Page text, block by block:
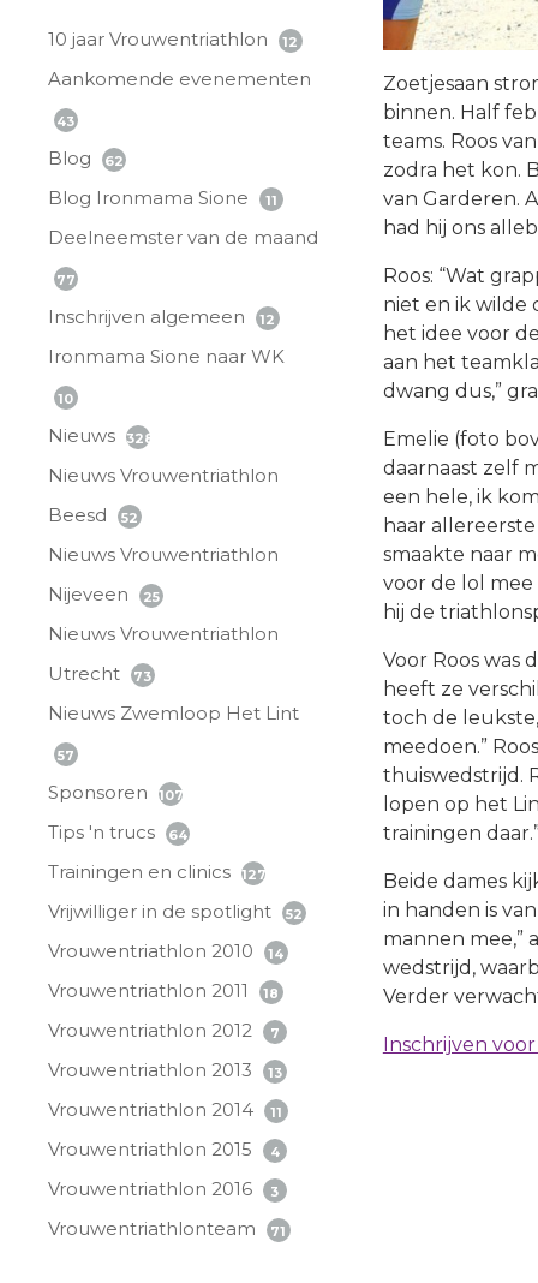
10 jaar Vrouwentriathlon 12
Aankomende evenementen
43
Blog 62
Blog Ironmama Sione 11
Deelneemster van de maand
77
Inschrijven algemeen 12
Ironmama Sione naar WK
10
Nieuws 328
Nieuws Vrouwentriathlon
Beesd
52
Nieuws Vrouwentriathlon
Nijeveen
25
Nieuws Vrouwentriathlon
Utrecht
73
Nieuws Zwemloop Het Lint
57
Sponsoren 107
Tips 'n trucs 64
Trainingen en clinics 127
Vrijwilliger in de spotlight 52
Vrouwentriathlon 2010 14
Vrouwentriathlon 2011 18
Vrouwentriathlon 2012 7
Vrouwentriathlon 2013 13
Vrouwentriathlon 2014 11
Vrouwentriathlon 2015 4
Vrouwentriathlon 2016 3
Vrouwentriathlonteam 71
Zoetjesaan
binnen. Half
teams. Roos
zodra het kon.
van Garderen.
had hij ons
Roos: “Wat
niet en ik wilde
het idee voor
aan het
dwang dus,”
Emelie (foto
daarnaast zelf
een hele, ik
haar
smaakte naar
voor de lol mee
hij de
Voor Roos was
heeft ze
toch de
meedoen.”
thuiswedstrijd.
lopen op het
trainingen
Beide dames
in handen is
mannen mee,”
wedstrijd,
Verder
Inschrijven